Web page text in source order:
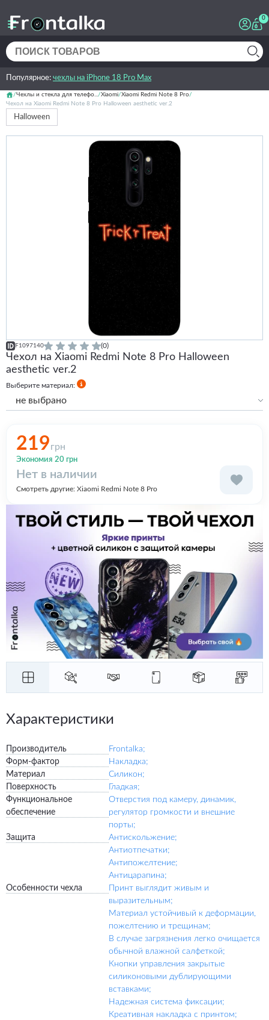
0
Популярное: чехлы на iPhone 18 Pro Max
Чехлы и стекла для телефо... Xiaomi Xiaomi Redmi Note 8 Pro
Чехол на Xiaomi Redmi Note 8 Pro Halloween aesthetic ver.2
Halloween
F1097140 (0)
Чехол на Xiaomi Redmi Note 8 Pro Halloween
aesthetic ver.2
Выберите материал:
не выбрано
Силиконовый с бортами
219грн
Экономия 20 грн
Нет в наличии
Смотреть другие: Xiaomi Redmi Note 8 Pro
Характеристики
Производитель
Frontalka;
Форм-фактор
Накладка;
Материал
Силикон;
Поверхность
Гладкая;
Функциональное
обеспечение
Отверстия под камеру, динамик,
регулятор громкости и внешние
порты;
Защита
Антискольжение;
Антиотпечатки;
Антипожелтение;
Антицарапина;
Особенности чехла
Принт выглядит живым и
выразительным;
Материал устойчивый к деформации,
пожелтению и трещинам;
В случае загрязнения легко очищается
обычной влажной салфеткой;
Кнопки управления закрытые
силиконовыми дублирующими
вставками;
Надежная система фиксации;
Креативная накладка с принтом;